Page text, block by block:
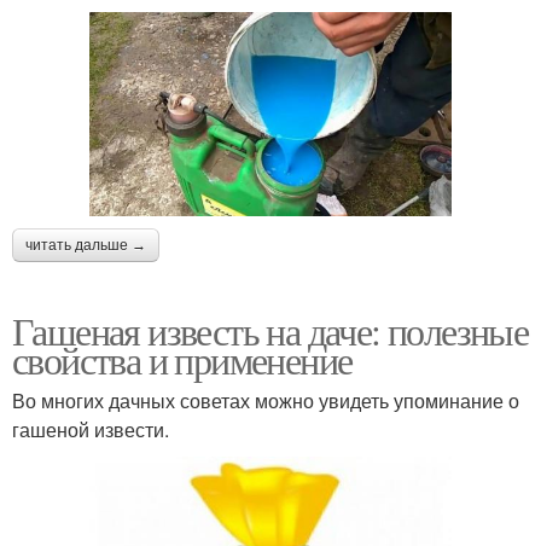
читать дальше →
Гашеная известь на даче: полезные
свойства и применение
Во многих дачных советах можно увидеть упоминание о
гашеной извести.